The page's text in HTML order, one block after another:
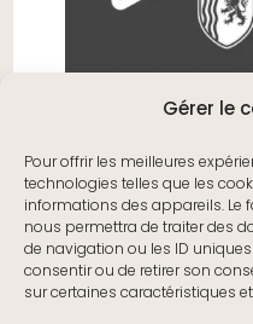
Gérer le
Pour offrir les meilleures
technologies telles que les
informations des appareils. Le
nous permettra de traiter des
de navigation ou les ID
consentir ou de retirer son
sur certaines caractéristiques